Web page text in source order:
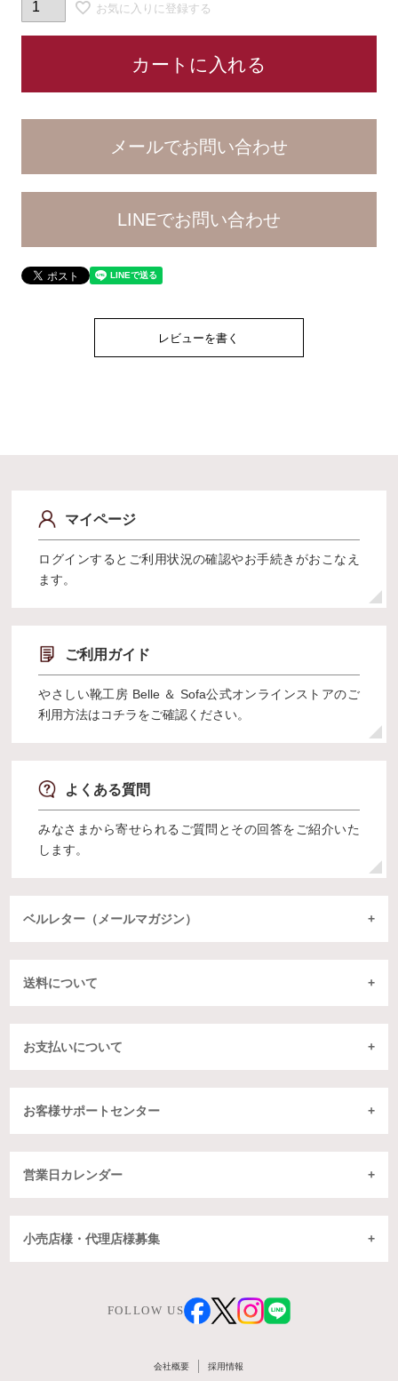
お気に入りに登録する
カートに入れる
LINEでお問い合わせ
レビューを書く
マイページ
ログインするとご利用状況の確認やお手続きがおこなえ
ます。
ご利用ガイド
やさしい靴工房 Belle ＆ Sofa公式オンラインストアのご
利用方法はコチラをご確認ください。
よくある質問
みなさまから寄せられるご質問とその回答をご紹介いた
します。
ベルレター（メールマガジン）
送料について
お支払いについて
お客様サポートセンター
営業日カレンダー
小売店様・代理店様募集
FOLLOW US
会社概要 採用情報